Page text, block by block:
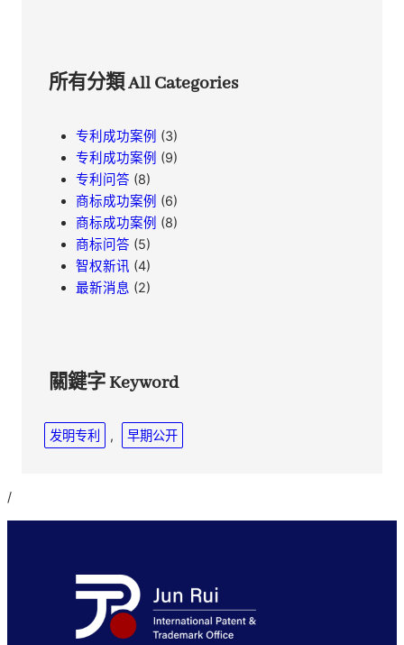
所有分類 All Categories
专利成功案例 (3)
专利成功案例 (9)
专利问答 (8)
商标成功案例 (6)
商标成功案例 (8)
商标问答 (5)
智权新讯 (4)
最新消息 (2)
關鍵字 Keyword
发明专利 , 早期公开
/